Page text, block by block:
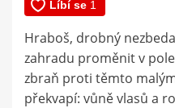
Hraboš, drobný
zahradu proměnit v
zbraň proti těmto
překvapí: vůně vlasů a